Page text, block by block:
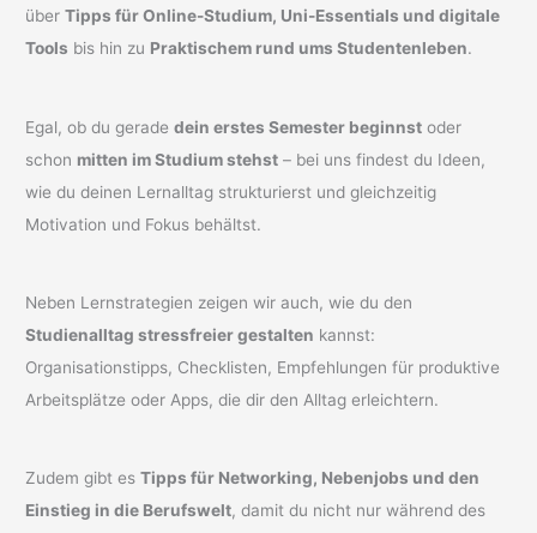
überTipps für Online-Studium, Uni-Essentials und digitale
Tools bis hin zu Praktischem rund ums Studentenleben.
Egal, ob du geradedein erstes Semester beginnst oder
schon mitten im Studium stehst – bei uns findest du Ideen,
wie du deinen Lernalltag strukturierst und gleichzeitig
Motivation und Fokus behältst.
Neben Lernstrategien zeigen wir auch, wie du den
Studienalltag stressfreier gestalten kannst:
Organisationstipps, Checklisten, Empfehlungen für produktive
Arbeitsplätze oder Apps, die dir den Alltag erleichtern.
Zudem gibt esTipps für Networking, Nebenjobs und den
Einstieg in die Berufswelt, damit du nicht nur während des